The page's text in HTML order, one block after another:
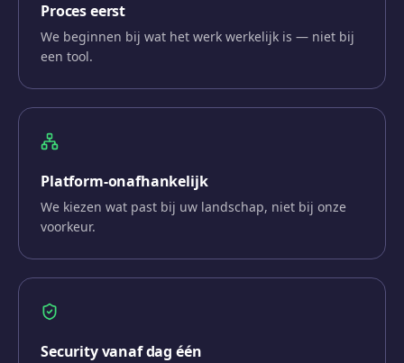
Proces eerst
We beginnen bij wat het werk werkelijk is — niet bij
een tool.
Platform-onafhankelijk
We kiezen wat past bij uw landschap, niet bij onze
voorkeur.
Security vanaf dag één